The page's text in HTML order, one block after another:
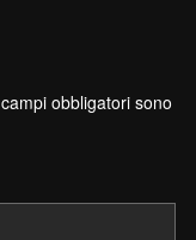
obbligatori sono